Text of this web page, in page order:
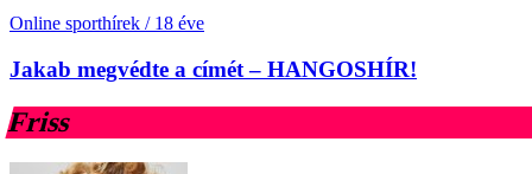
Online sporthírek / 18 éve
Jakab megvédte a címét – HANGOSHÍR!
Friss